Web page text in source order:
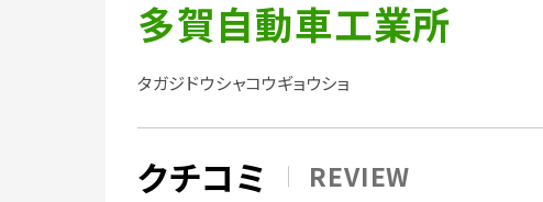
多賀自動車工業所
タガジドウシャコウギョウショ
クチコミ REVIEW